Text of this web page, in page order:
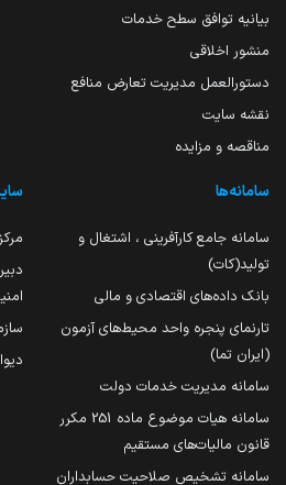
بیانیه توافق سطح خدمات
منشور اخلاقی
دستورالعمل مدیریت تعارض منافع
نقشه سایت
مناقصه و مزایده
سامانه‌ها
سامانه جامع کارآفرینی ، اشتغال و
تولید(کات)
بانک داده‌های اقتصادی و مالی
تارنمای پنجره واحد محیط‌های آزمون
(ایران تما)
سامانه مدیریت خدمات دولت
سامانه هیات موضوع ماده 251 مکرر
قانون مالیات‌های مستقیم
سامانه تشخیص صلاحیت حسابداران